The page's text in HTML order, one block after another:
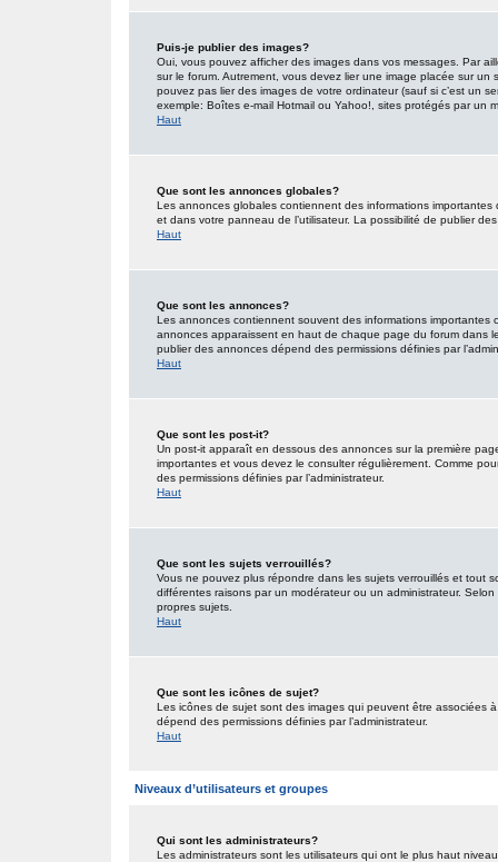
Puis-je publier des images?
Oui, vous pouvez afficher des images dans vos messages. Par
sur le forum. Autrement, vous devez lier une image placée sur
pouvez pas lier des images de votre ordinateur (sauf si c’est un
exemple: Boîtes e-mail Hotmail ou Yahoo!, sites protégés par un
Haut
Que sont les annonces globales?
Les annonces globales contiennent des informations
et dans votre panneau de l’utilisateur. La possibilité de publier
Haut
Que sont les annonces?
Les annonces contiennent souvent des informations
annonces apparaissent en haut de chaque page du forum dans
publier des annonces dépend des permissions définies par
Haut
Que sont les post-it?
Un post-it apparaît en dessous des annonces sur la première
importantes et vous devez le consulter régulièrement. Comme
des permissions définies par l’administrateur.
Haut
Que sont les sujets verrouillés?
Vous ne pouvez plus répondre dans les sujets verrouillés et tout
différentes raisons par un modérateur ou un administrateur.
propres sujets.
Haut
Que sont les icônes de sujet?
Les icônes de sujet sont des images qui peuvent être associées
dépend des permissions définies par l’administrateur.
Haut
Niveaux d’utilisateurs et groupes
Qui sont les administrateurs?
Les administrateurs sont les utilisateurs qui ont le plus haut